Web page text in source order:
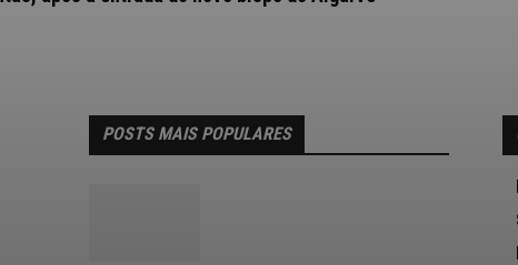
POSTS MAIS POPULARES